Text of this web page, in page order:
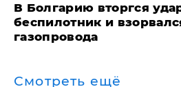
В Болгарию вторгся
беспилотник и
газопровода
Смотреть ещё